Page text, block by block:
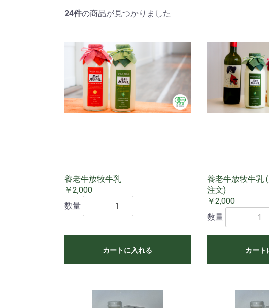
24件の商品が見つかりました
養老牛放牧牛乳
￥2,000
数量
カートに入れる
養老牛放牧牛乳
注文)
￥2,000
数量
カート